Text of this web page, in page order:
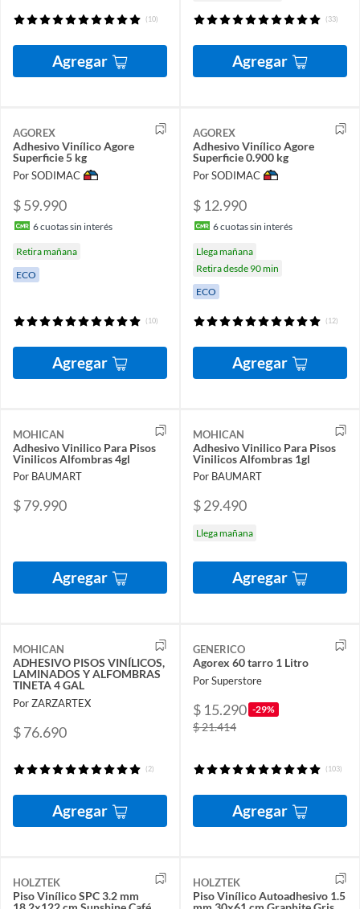
(10)
Agregar
(33)
Agregar
AGOREX
Adhesivo Vinílico Agore
Superficie 5 kg
Por SODIMAC
$ 59.990
6cuotas sin interés
Retira mañana
ECO
(10)
Agregar
AGOREX
Adhesivo Vinílico Agore
Superficie 0.900 kg
Por SODIMAC
$ 12.990
6cuotas sin interés
Llega mañana
Retira desde 90 min
ECO
(12)
Agregar
MOHICAN
Adhesivo Vinilico Para Pisos
Vinilicos Alfombras 4gl
Por BAUMART
$ 79.990
Agregar
MOHICAN
Adhesivo Vinilico Para Pisos
Vinilicos Alfombras 1gl
Por BAUMART
$ 29.490
Llega mañana
Agregar
MOHICAN
ADHESIVO PISOS VINÍLICOS,
LAMINADOS Y ALFOMBRAS
TINETA 4 GAL
Por ZARZARTEX
$ 76.690
(2)
Agregar
GENERICO
Agorex 60 tarro 1 Litro
Por Superstore
$ 15.290 -29%
$ 21.414
(103)
Agregar
HOLZTEK
Piso Vinílico SPC 3.2 mm
HOLZTEK
Piso Vinílico Autoadhesivo 1.5